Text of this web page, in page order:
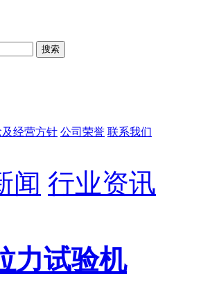
经营方针 公司荣誉 联系我们
闻 行业资讯
力试验机